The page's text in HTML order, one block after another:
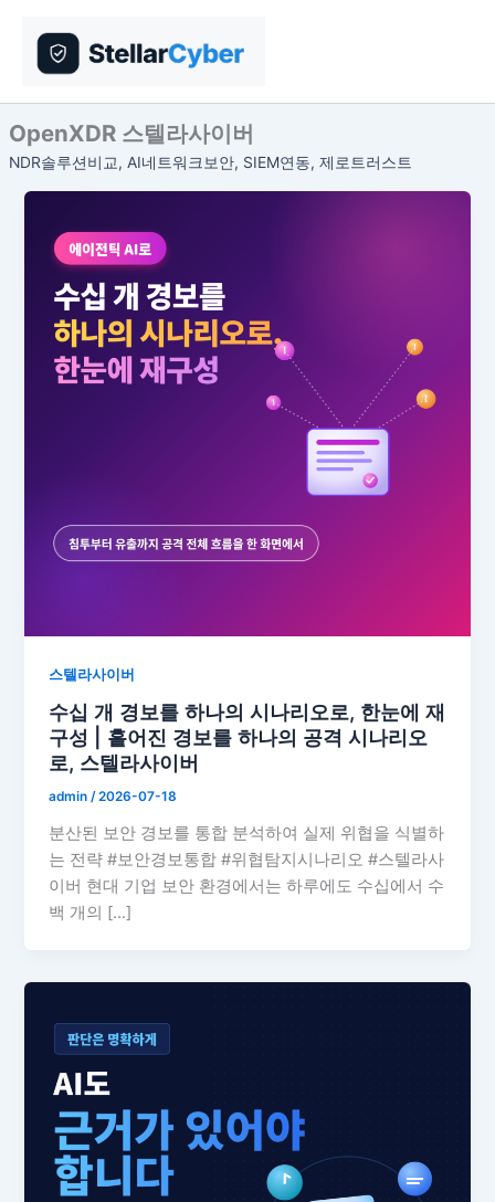
너
뛰
OpenXDR 스텔라사이버
NDR솔루션비교, AI네트워크보안, SIEM연동, 제로트러스트
스텔라사이버
수십 개 경보를 하나의 시나리오로, 한눈에 재
구성 | 흩어진 경보를 하나의 공격 시나리오
로, 스텔라사이버
admin/2026-07-18
분산된 보안 경보를 통합 분석하여 실제 위협을 식별하
는 전략 #보안경보통합 #위협탐지시나리오 #스텔라사
이버 현대 기업 보안 환경에서는 하루에도 수십에서 수
백 개의 […]